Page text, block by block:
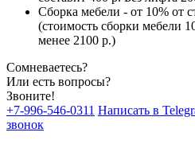
Сборка мебели - от 10% от
(стоимость сборки мебели
менее 2100 р.)
Сомневаетесь?
Или есть вопросы?
Звоните!
+7-996-546-0311 Написать в
звонок